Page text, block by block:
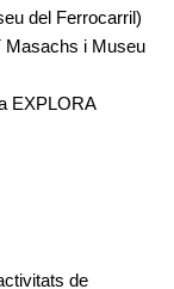
del Ferrocarril)
Masachs i Museu
EXPLORA
de